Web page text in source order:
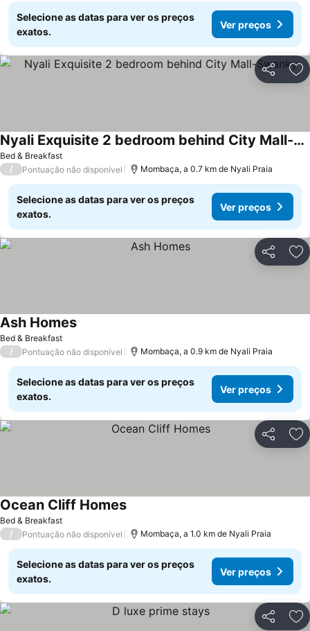
Selecione as datas para ver os preços
exatos.
Ver preços
Partilhar
Bed & Breakfast
Nyali Exquisite 2 bedroom behind City Mall-Swanky
/ Pontuação não disponível Mombaça, a 0.7 km de Nyali Praia
Selecione as datas para ver os preços
exatos.
Ver preços
Partilhar
Bed & Breakfast
Ash Homes
/ Pontuação não disponível Mombaça, a 0.9 km de Nyali Praia
Selecione as datas para ver os preços
exatos.
Ver preços
Partilhar
Bed & Breakfast
Ocean Cliff Homes
/ Pontuação não disponível Mombaça, a 1.0 km de Nyali Praia
Selecione as datas para ver os preços
exatos.
Ver preços
Partilhar